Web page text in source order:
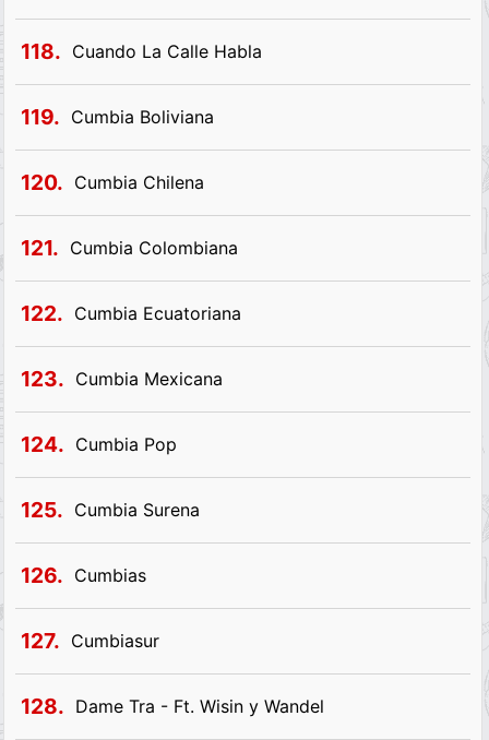
118. Cuando La Calle Habla
119. Cumbia Boliviana
120. Cumbia Chilena
121. Cumbia Colombiana
122. Cumbia Ecuatoriana
123. Cumbia Mexicana
124. Cumbia Pop
125. Cumbia Surena
126. Cumbias
127. Cumbiasur
128. Dame Tra - Ft. Wisin y Wandel